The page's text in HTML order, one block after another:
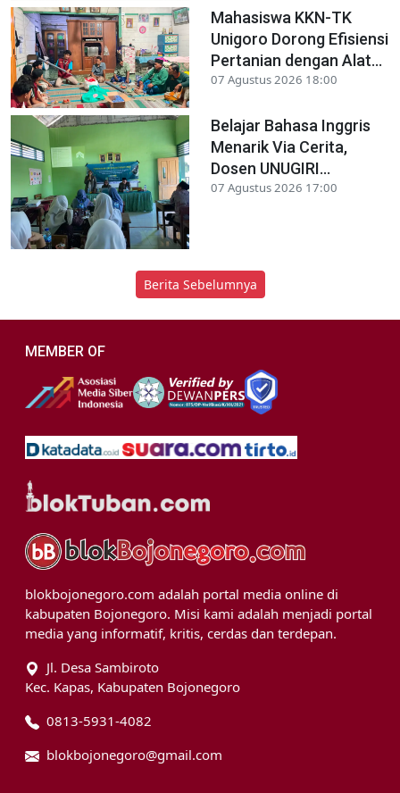
Mahasiswa KKN-TK
Unigoro Dorong Efisiensi
Pertanian dengan Alat...
07 Agustus 2026 18:00
Belajar Bahasa Inggris
Menarik Via Cerita,
Dosen UNUGIRI...
07 Agustus 2026 17:00
Berita Sebelumnya
MEMBER OF
blokbojonegoro.com adalah portal media online di
kabupaten Bojonegoro. Misi kami adalah menjadi portal
media yang informatif, kritis, cerdas dan terdepan.
Jl. Desa Sambiroto
Kec. Kapas, Kabupaten Bojonegoro
0813-5931-4082
blokbojonegoro@gmail.com